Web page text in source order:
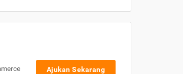
Ajukan Sekarang